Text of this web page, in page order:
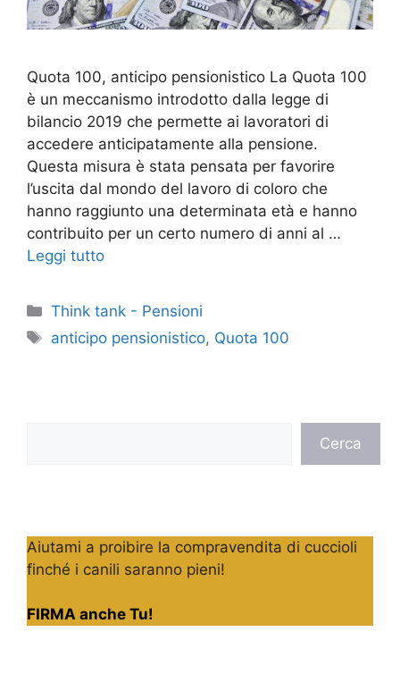
Quota 100, anticipo pensionistico La Quota 100
è un meccanismo introdotto dalla legge di
bilancio 2019 che permette ai lavoratori di
accedere anticipatamente alla pensione.
Questa misura è stata pensata per favorire
l’uscita dal mondo del lavoro di coloro che
hanno raggiunto una determinata età e hanno
contribuito per un certo numero di anni al …
Leggi tutto
Categorie
Think tank - Pensioni
Tag
anticipo pensionistico, Quota 100
Cerca
Aiutami a proibire la compravendita di cuccioli
finché i canili saranno pieni!
FIRMA anche Tu!